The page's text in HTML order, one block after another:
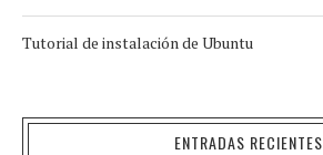
Tutorial de instalación de Ubuntu
ENTRADAS RECIENTES